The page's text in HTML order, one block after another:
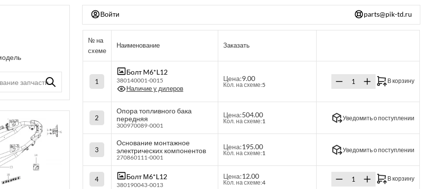
Войти parts@pik-td.ru
№ на
схеме
Наименование Заказать
1
Болт M6*L12
380140001-0015
Наличие у дилеров
Цена:9.00
Кол. на схеме:5
В корзину
2
Опора топливного бака
передняя
300970089-0001
Цена:504.00
Кол. на схеме:1 Уведомить о поступлении
3
Основание монтажное
электрических компонентов
270860111-0001
Цена:195.00
Кол. на схеме:1 Уведомить о поступлении
4 Болт М6*L12
380190043-0013
Цена:12.00
Кол. на схеме:4
В корзину